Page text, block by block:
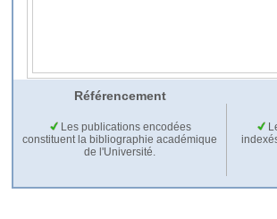
Référencement
Les publications encodées
constituent la bibliographie académique
de l'Université.